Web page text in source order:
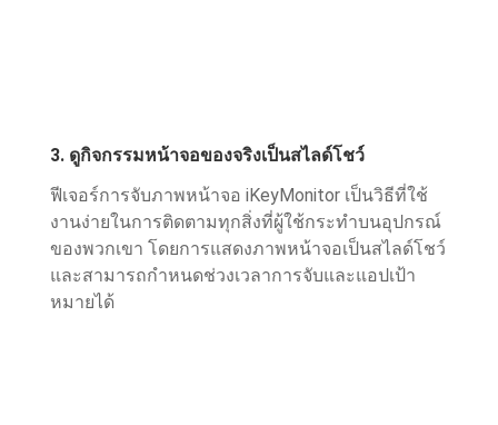
3. ดูกิจกรรมหน้าจอของจริงเป็นสไลด์โชว์
ฟีเจอร์การจับภาพหน้าจอ iKeyMonitor เป็นวิธีที่ใช้
งานง่ายในการติดตามทุกสิ่งที่ผู้ใช้กระทําบนอุปกรณ์
ของพวกเขา โดยการแสดงภาพหน้าจอเป็นสไลด์โชว์
และสามารถกําหนดช่วงเวลาการจับและแอปเป้า
หมายได้